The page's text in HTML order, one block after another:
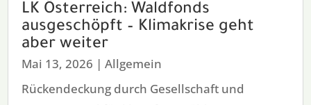
LK Österreich: Waldfonds
ausgeschöpft – Klimakrise geht
aber weiter
Mai 13, 2026 |Allgemein
Rückendeckung durch Gesellschaft und